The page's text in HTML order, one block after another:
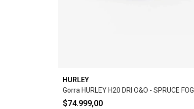
HURLEY
Gorra HURLEY H20 DRI O&O - SPRUCE FOG
$74.999,00